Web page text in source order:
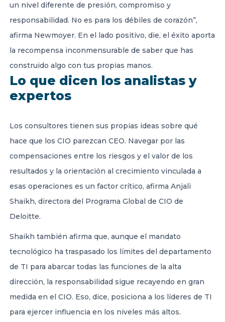
un nivel diferente de presión, compromiso y
responsabilidad. No es para los débiles de corazón”,
afirma Newmoyer. En el lado positivo, die, el éxito aporta
la recompensa inconmensurable de saber que has
construido algo con tus propias manos.
Lo que dicen los analistas y
expertos
Los consultores tienen sus propias ideas sobre qué
hace que los CIO parezcan CEO. Navegar por las
compensaciones entre los riesgos y el valor de los
resultados y la orientación al crecimiento vinculada a
esas operaciones es un factor crítico, afirma Anjali
Shaikh, directora del Programa Global de CIO de
Deloitte.
Shaikh también afirma que, aunque el mandato
tecnológico ha traspasado los límites del departamento
de TI para abarcar todas las funciones de la alta
dirección, la responsabilidad sigue recayendo en gran
medida en el CIO. Eso, dice, posiciona a los líderes de TI
para ejercer influencia en los niveles más altos.